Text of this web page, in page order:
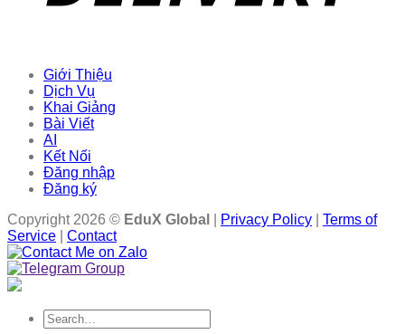
Giới Thiệu
Dịch Vụ
Khai Giảng
Bài Viết
AI
Kết Nối
Đăng nhập
Đăng ký
Copyright 2026 © EduX Global Privacy Policy
Terms of
Service
Contact
Search